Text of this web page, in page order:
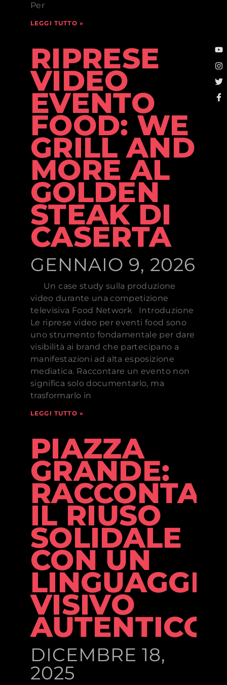
Per
LEGGI TUTTO »
RIPRESE
VIDEO
EVENTO
FOOD: WE
GRILL AND
MORE AL
GOLDEN
STEAK DI
CASERTA
GENNAIO 9, 2026
Un case study sulla produzione
video durante una competizione
televisiva Food Network Introduzione
Le riprese video per eventi food sono
uno strumento fondamentale per dare
visibilità ai brand che partecipano a
manifestazioni ad alta esposizione
mediatica. Raccontare un evento non
significa solo documentarlo, ma
trasformarlo in
LEGGI TUTTO »
PIAZZA
GRANDE:
IL RIUSO
SOLIDALE
CON UN
LINGUAGGIO
VISIVO
AUTENTICO
DICEMBRE 18,
2025